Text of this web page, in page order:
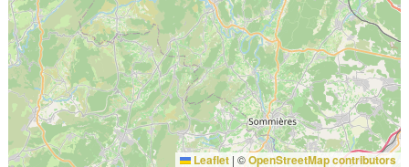
Leaflet | ©OpenStreetMap contributors